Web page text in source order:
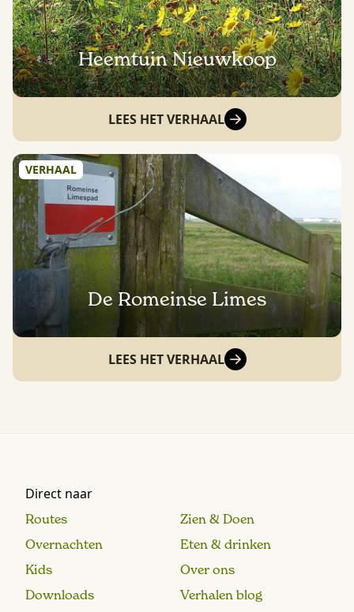
Heemtuin Nieuwkoop
LEES HET VERHAAL
VERHAAL
De Romeinse Limes
LEES HET VERHAAL
Direct naar
Routes
Zien & Doen
Overnachten
Eten & drinken
Kids
Over ons
Downloads
Verhalen blog